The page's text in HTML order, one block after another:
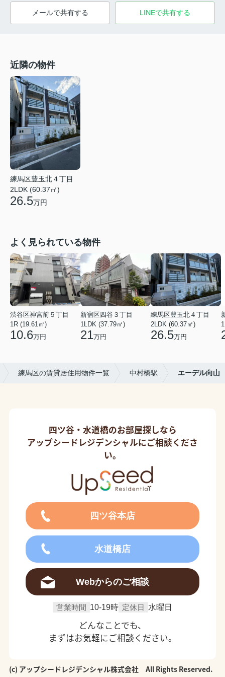
メールで共有する LINEで共有する
近隣の物件
練馬区豊玉北４丁目
2LDK (60.37㎡)
26.5万円
よく見られている物件
渋谷区神宮前５丁目
1R (19.61㎡)
10.6万円
新宿区四谷３丁目
1LDK (37.79㎡)
21万円
練馬区豊玉北４丁目
2LDK (60.37㎡)
26.5万円
練馬区の賃貸居住用物件一覧 中村橋駅 エーデル向山
四ツ谷・水道橋のお部屋探しなら
アップシードレジデンシャルにご相談くださ
い。
四ツ谷本店
水道橋店
Webからのご相談
営業時間 10-19時 定休日 水曜日
どんなことでも、
まずはお気軽にご相談ください。
(c) アップシードレジデンシャル株式会社 All Rights Reserved.